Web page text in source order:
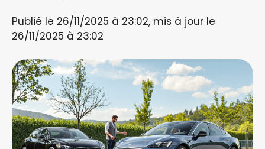
Publié le 26/11/2025 à 23:02, mis à jour le
26/11/2025 à 23:02